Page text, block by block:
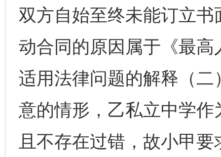
双方自始至终未能订立
动合同的原因属于《最
适用法律问题的解释（
意的情形，乙私立中学
且不存在过错，故小甲